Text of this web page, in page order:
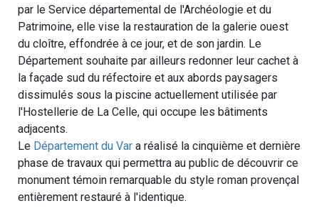
par le Service départemental de l'Archéologie et du
Patrimoine, elle vise la restauration de la galerie ouest
du cloître, effondrée à ce jour, et de son jardin. Le
Département souhaite par ailleurs redonner leur cachet à
la façade sud du réfectoire et aux abords paysagers
dissimulés sous la piscine actuellement utilisée par
l'Hostellerie de La Celle, qui occupe les bâtiments
adjacents.
Le Département du Var a réalisé la cinquième et dernière
phase de travaux qui permettra au public de découvrir ce
monument témoin remarquable du style roman provençal
entièrement restauré à l'identique.